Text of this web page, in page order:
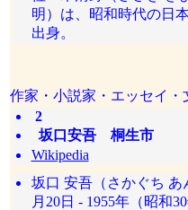
明）は、昭和時代の日
出身。
作家・小説家・エッセイ
2
坂口安吾 桐生市
Wikipedia
坂口 安吾（さかぐち あ
月20日 - 1955年（昭和